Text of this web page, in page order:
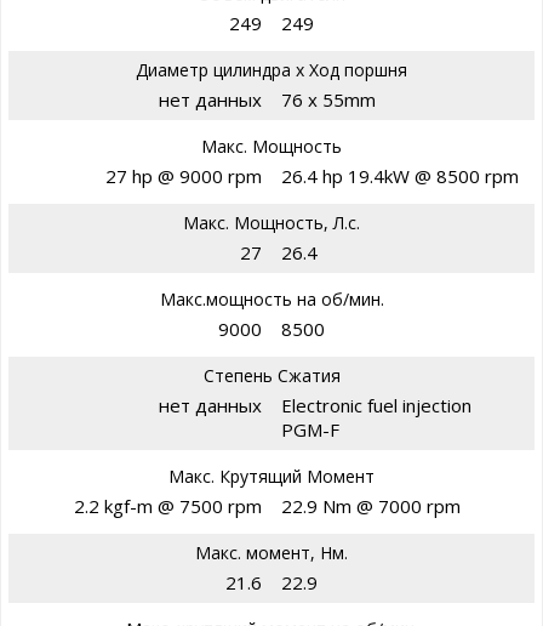
249 249
Диаметр цилиндра х Ход поршня
нет данных 76 x 55mm
Макс. Мощность
27 hp @ 9000 rpm 26.4 hp 19.4kW @ 8500 rpm
Макс. Мощность, Л.с.
27 26.4
Макс.мощность на об/мин.
9000 8500
Степень Сжатия
нет данных
Electronic fuel injection
PGM-F
Макс. Крутящий Момент
2.2 kgf-m @ 7500 rpm 22.9 Nm @ 7000 rpm
Макс. момент, Нм.
21.6 22.9